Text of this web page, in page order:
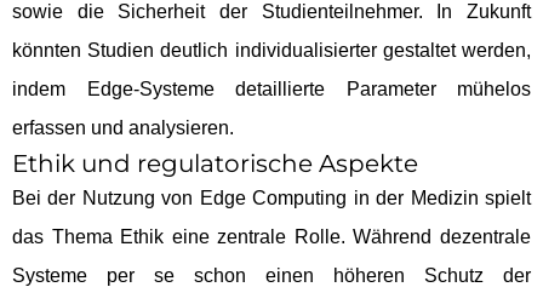
sowie die Sicherheit der Studienteilnehmer. In Zukunft
könnten Studien deutlich individualisierter gestaltet werden,
indem Edge-Systeme detaillierte Parameter mühelos
erfassen und analysieren.
Ethik und regulatorische Aspekte
Bei der Nutzung von Edge Computing in der Medizin spielt
das Thema Ethik eine zentrale Rolle. Während dezentrale
Systeme per se schon einen höheren Schutz der